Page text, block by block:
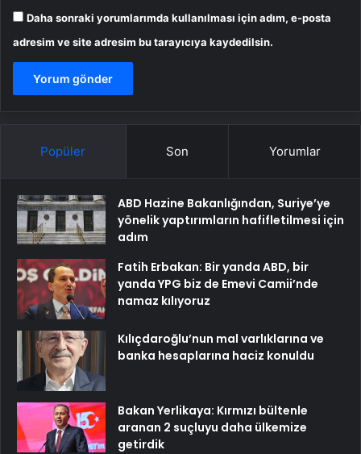
Daha sonraki yorumlarımda kullanılması için adım, e-posta
adresim ve site adresim bu tarayıcıya kaydedilsin.
Popüler Son Yorumlar
ABD Hazine Bakanlığından, Suriye’ye
yönelik yaptırımların hafifletilmesi için
adım
Fatih Erbakan: Bir yanda ABD, bir
yanda YPG biz de Emevi Camii’nde
namaz kılıyoruz
Kılıçdaroğlu’nun mal varlıklarına ve
banka hesaplarına haciz konuldu
Bakan Yerlikaya: Kırmızı bültenle
aranan 2 suçluyu daha ülkemize
getirdik